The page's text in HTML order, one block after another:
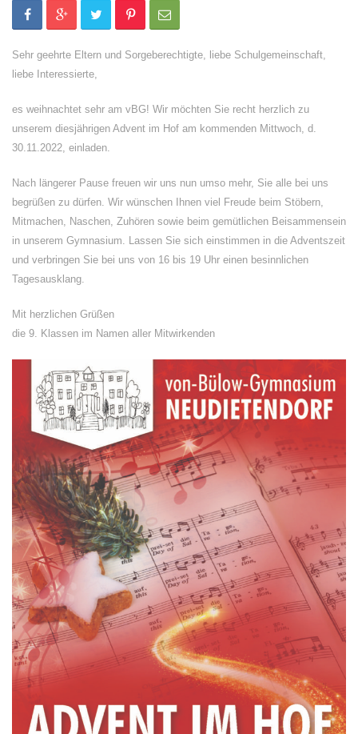
Sehr geehrte Eltern und Sorgeberechtigte, liebe Schulgemeinschaft,
liebe Interessierte,
es weihnachtet sehr am vBG! Wir möchten Sie recht herzlich zu
unserem diesjährigen Advent im Hof am kommenden Mittwoch, d.
30.11.2022, einladen.
Nach längerer Pause freuen wir uns nun umso mehr, Sie alle bei uns
begrüßen zu dürfen. Wir wünschen Ihnen viel Freude beim Stöbern,
Mitmachen, Naschen, Zuhören sowie beim gemütlichen Beisammensein
in unserem Gymnasium. Lassen Sie sich einstimmen in die Adventszeit
und verbringen Sie bei uns von 16 bis 19 Uhr einen besinnlichen
Tagesausklang.
Mit herzlichen Grüßen
die 9. Klassen im Namen aller Mitwirkenden